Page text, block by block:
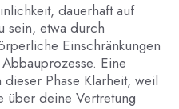
dauerhaft auf
sein, etwa durch
Einschränkungen
Eine
Phase Klarheit, weil
über deine Vertretung